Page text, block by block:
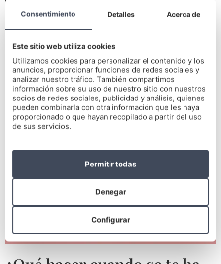
acumulación de bacterias en la encía y el resto de tejidos
Cuando se agrava la acumulación de bacterias la boca es
dientes. Por último, los traumatismos y lostrastornos
autoinmunestambién pueden dañar los dientes hasta su
pérdida.
Consentimiento Detalles Acerca de
Este sitio web utiliza cookies
Utilizamos cookies para personalizar el contenido y los
anuncios, proporcionar funciones de redes sociales y
analizar nuestro tráfico. También compartimos
información sobre su uso de nuestro sitio con nuestros
socios de redes sociales, publicidad y análisis, quienes
pueden combinarla con otra información que les haya
proporcionado o que hayan recopilado a partir del uso
de sus servicios.
Configurar
Denegar
Permitir todas